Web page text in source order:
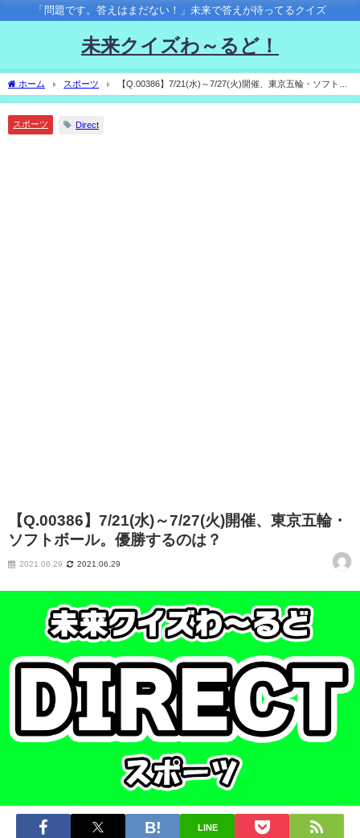
「問題です。答えはまだない！」未来で答えが待ってるクイズ
未来クイズわ～るど！
ホーム スポーツ
【Q.00386】7/21(水)～7/27(火)開催、東京五輪・ソフトボ
ール。優勝するのは？
スポーツ Direct
【Q.00386】7/21(水)～7/27(火)開催、東京五輪・
ソフトボール。優勝するのは？
2021.06.29 2021.06.29
LINE